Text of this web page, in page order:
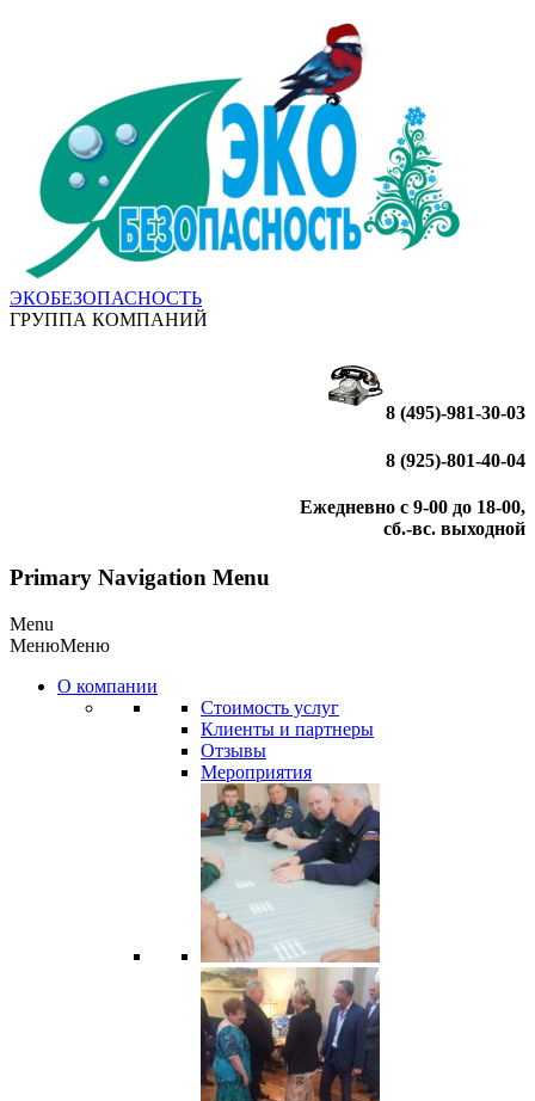
ЭКОБЕЗОПАСНОСТЬ
ГРУППА КОМПАНИЙ
8 (495)-981-30-03
8 (925)-801-40-04
Ежедневно с 9-00 до 18-00,
сб.-вс. выходной
Primary Navigation Menu
Menu
МенюМеню
О компании
Стоимость услуг
Клиенты и партнеры
Отзывы
Мероприятия